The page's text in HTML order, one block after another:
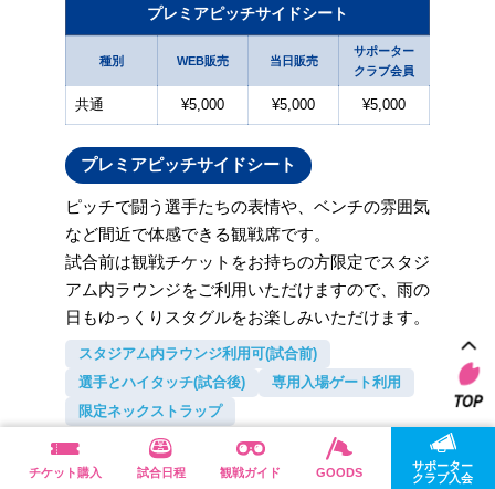
プレミアピッチサイドシート
種別 WEB販売 当日販売
サポーター
クラブ会員
共通 ¥5,000 ¥5,000 ¥5,000
プレミアピッチサイドシート
ピッチで闘う選手たちの表情や、ベンチの雰囲気
など間近で体感できる観戦席です。
試合前は観戦チケットをお持ちの方限定でスタジ
アム内ラウンジをご利用いただけますので、雨の
日もゆっくりスタグルをお楽しみいただけます。
スタジアム内ラウンジ利用可(試合前)
選手とハイタッチ(試合後)
専用入場ゲート利用
限定ネックストラップ
★1試合限定10名
【注意事項】
チケット購入 試合日程 観戦ガイド GOODS
サポーター
クラブ入会